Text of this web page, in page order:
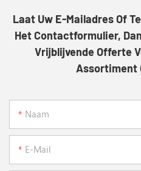
Laat Uw E-Mailadres Of
Het Contactformulier,
Vrijblijvende Offerte
Assortiment
Naam
E-Mail